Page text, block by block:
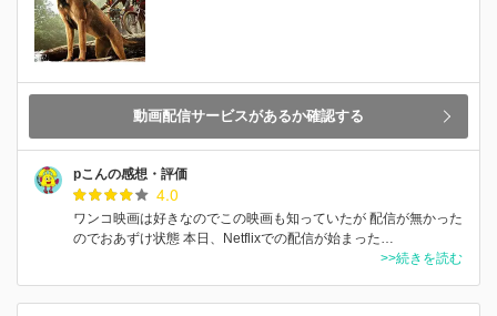
動画配信サービスがあるか確認する
pこんの感想・評価
4.0
ワンコ映画は好きなのでこの映画も知っていたが 配信が無かった
のでおあずけ状態 本日、Netflixでの配信が始まった…
>>続きを読む